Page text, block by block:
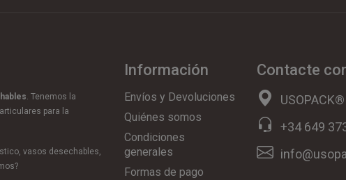
. Tenemos la
para la
vasos desechables,
Información
Envíos y Devoluciones
Quiénes somos
Condiciones
generales
Formas de pago
Contacte
USOPACK®
+34 649